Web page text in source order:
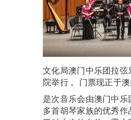
文化局澳门中乐团拉
院举行 。门票现正于
是次音乐会由澳门中
多首胡琴家族的优秀